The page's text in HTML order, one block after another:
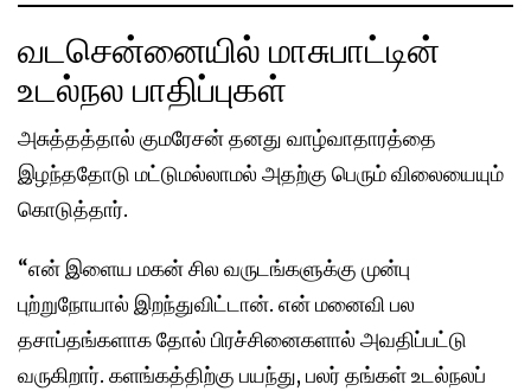
வடசென்னையில் மாசுபாட்டின்
உடல்நல பாதிப்புகள்
அசுத்தத்தால் குமரேசன் தனது வாழ்வாதாரத்தை
இழந்ததோடு மட்டுமல்லாமல் அதற்கு பெரும் விலையையும்
கொடுத்தார்.
“என் இளைய மகன் சில வருடங்களுக்கு முன்பு
புற்றுநோயால் இறந்துவிட்டான். என் மனைவி பல
தசாப்தங்களாக தோல் பிரச்சினைகளால் அவதிப்பட்டு
வருகிறார். களங்கத்திற்கு பயந்து, பலர் தங்கள் உடல்நலப்